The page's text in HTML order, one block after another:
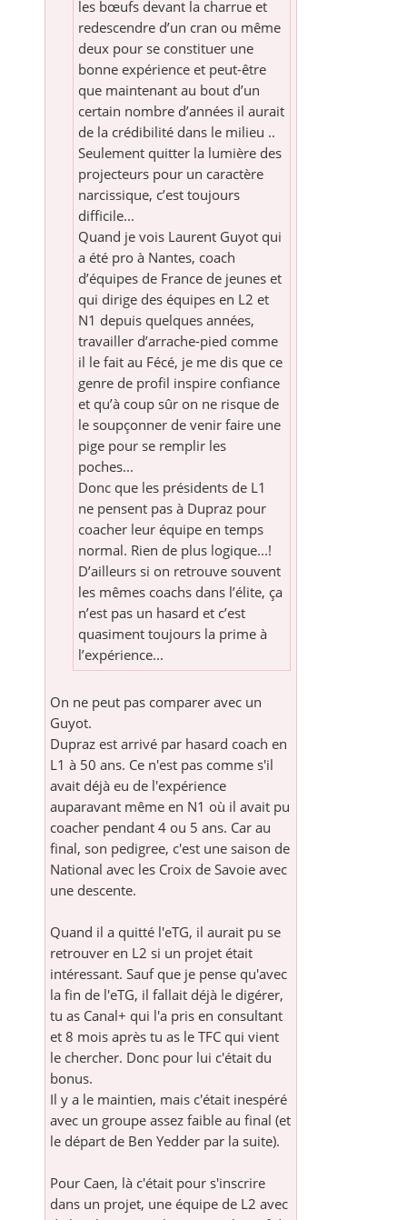
les bœufs devant la charrue et
redescendre d’un cran ou même
deux pour se constituer une
bonne expérience et peut-être
que maintenant au bout d’un
certain nombre d’années il aurait
de la crédibilité dans le milieu ..
Seulement quitter la lumière des
projecteurs pour un caractère
narcissique, c’est toujours
difficile...
Quand je vois Laurent Guyot qui
a été pro à Nantes, coach
d’équipes de France de jeunes et
qui dirige des équipes en L2 et
N1 depuis quelques années,
travailler d’arrache-pied comme
il le fait au Fécé, je me dis que ce
genre de profil inspire confiance
et qu’à coup sûr on ne risque de
le soupçonner de venir faire une
pige pour se remplir les
poches...
Donc que les présidents de L1
ne pensent pas à Dupraz pour
coacher leur équipe en temps
normal. Rien de plus logique...!
D’ailleurs si on retrouve souvent
les mêmes coachs dans l’élite, ça
n’est pas un hasard et c’est
quasiment toujours la prime à
l’expérience...
On ne peut pas comparer avec un
Guyot.
Dupraz est arrivé par hasard coach en
L1 à 50 ans. Ce n'est pas comme s'il
avait déjà eu de l'expérience
auparavant même en N1 où il avait pu
coacher pendant 4 ou 5 ans. Car au
final, son pedigree, c'est une saison de
National avec les Croix de Savoie avec
une descente.
Quand il a quitté l'eTG, il aurait pu se
retrouver en L2 si un projet était
intéressant. Sauf que je pense qu'avec
la fin de l'eTG, il fallait déjà le digérer,
tu as Canal+ qui l'a pris en consultant
et 8 mois après tu as le TFC qui vient
le chercher. Donc pour lui c'était du
bonus.
Il y a le maintien, mais c'était inespéré
avec un groupe assez faible au final (et
le départ de Ben Yedder par la suite).
Pour Caen, là c'était pour s'inscrire
dans un projet, une équipe de L2 avec